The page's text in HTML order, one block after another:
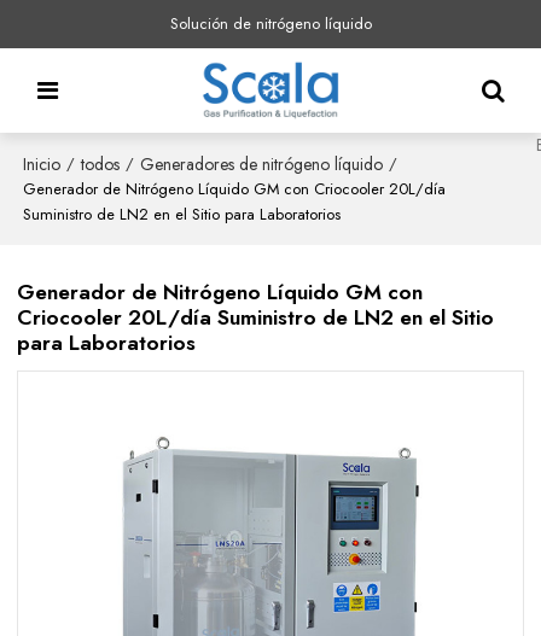
Solución de nitrógeno líquido
Inicio / todos / Generadores de nitrógeno líquido /
Generador de Nitrógeno Líquido GM con Criocooler 20L/día
Suministro de LN2 en el Sitio para Laboratorios
Generador de Nitrógeno Líquido GM con
Criocooler 20L/día Suministro de LN2 en el Sitio
para Laboratorios